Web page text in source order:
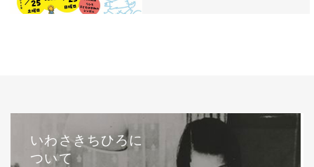
いわさきちひろに
ついて